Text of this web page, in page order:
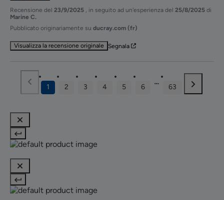
Recensione del 23/9/2025 , in seguito ad un'esperienza del 25/8/2025 di
Marine C.
Pubblicato originariamente su ducray.com (fr)
Visualizza la recensione originale Segnala
1 2 3 4 5 6 63